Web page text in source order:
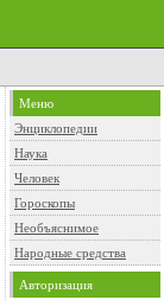
Меню
Энциклопедии
Наука
Человек
Гороскопы
Необъяснимое
Народные средства
Авторизация